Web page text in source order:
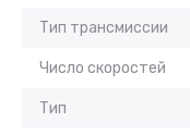
Тип трансмиссии
Число скоростей
Тип